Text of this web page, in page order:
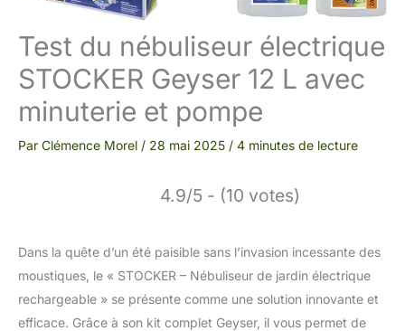
Test du nébuliseur électrique
STOCKER Geyser 12 L avec
minuterie et pompe
Par Clémence Morel / 28 mai 2025 / 4 minutes de lecture
4.9/5 - (10 votes)
Dans la quête d’un été paisible sans l’invasion incessante des
moustiques, le « STOCKER – Nébuliseur de jardin électrique
rechargeable » se présente comme une solution innovante et
efficace. Grâce à son kit complet Geyser, il vous permet de